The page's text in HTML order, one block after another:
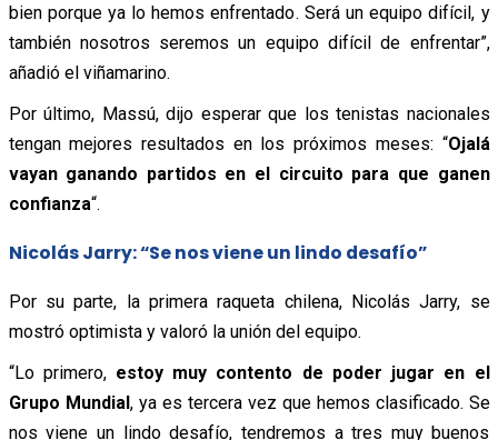
bien porque ya lo hemos enfrentado. Será un equipo difícil, y
también nosotros seremos un equipo difícil de enfrentar”,
añadió el viñamarino.
Por último, Massú, dijo esperar que los tenistas nacionales
tengan mejores resultados en los próximos meses: “Ojalá
vayan ganando partidos en el circuito para que ganen
confianza“.
Nicolás Jarry: “Se nos viene un lindo desafío”
Por su parte, la primera raqueta chilena, Nicolás Jarry, se
mostró optimista y valoró la unión del equipo.
“Lo primero, estoy muy contento de poder jugar en el
Grupo Mundial, ya es tercera vez que hemos clasificado. Se
nos viene un lindo desafío, tendremos a tres muy buenos